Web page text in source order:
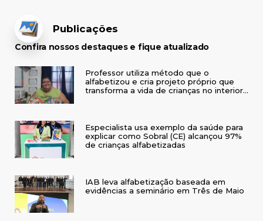
Publicações
Confira nossos destaques e fique atualizado
Professor utiliza método que o
alfabetizou e cria projeto próprio que
transforma a vida de crianças no interior
Especialista usa exemplo da saúde para
explicar como Sobral (CE) alcançou 97%
de crianças alfabetizadas
IAB leva alfabetização baseada em
evidências a seminário em Três de Maio